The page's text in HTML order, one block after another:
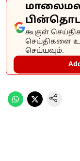
கூகுள்
செய்திகளை
செய்யவும்.